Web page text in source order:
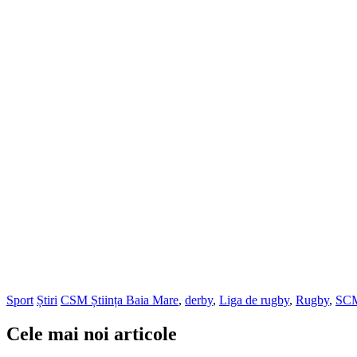
Sport Știri CSM Știința Baia Mare, derby, Liga de rugby, Rugby,
Cele mai noi articole